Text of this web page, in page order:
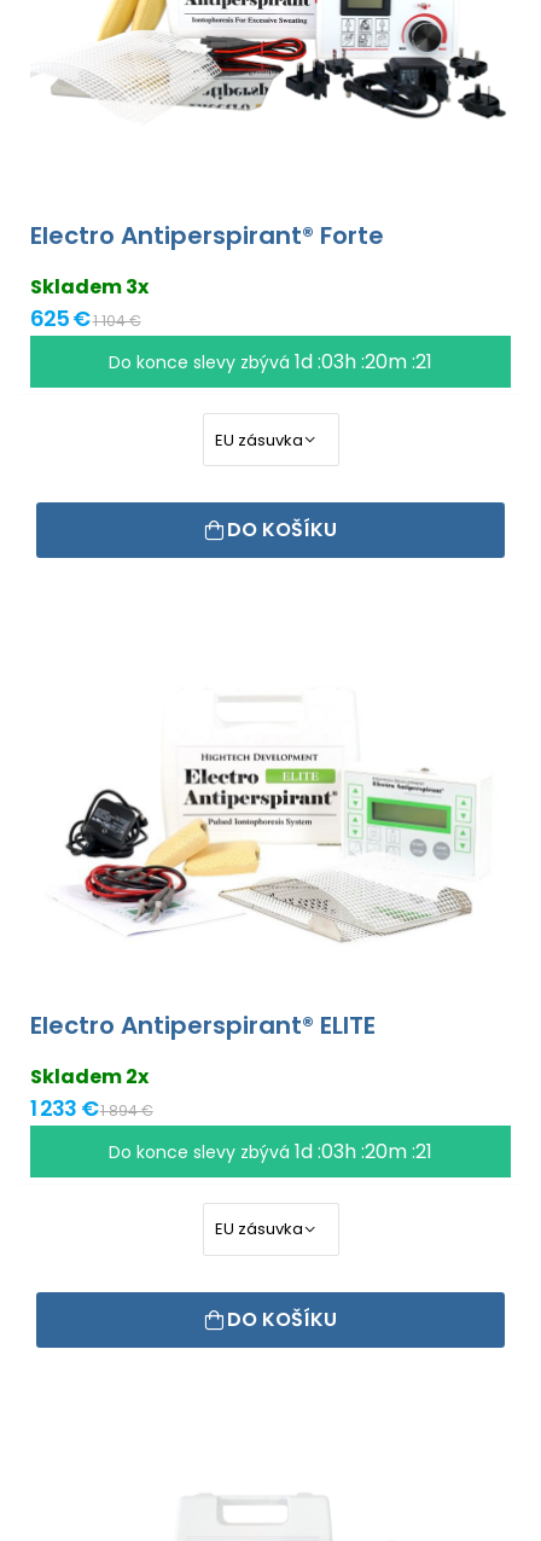
Electro Antiperspirant® Forte
Skladem 3x
625 €1 104 €
Do konce slevy zbývá 1d :03h :20m :20
DO KOŠÍKU
Electro Antiperspirant® ELITE
Skladem 2x
1 233 €1 894 €
Do konce slevy zbývá 1d :03h :20m :20
DO KOŠÍKU